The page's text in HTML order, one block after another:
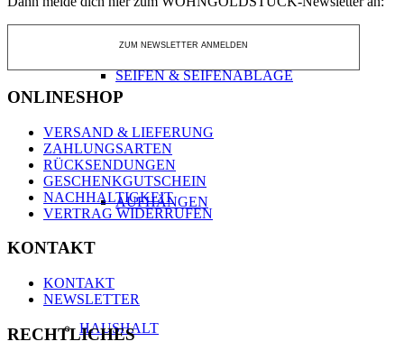
SEIFEN & SEIFENABLAGE
AUFHÄNGEN
HAUSHALT
ZUM NEWSLETTER ANMELDEN
ONLINESHOP
VERSAND & LIEFERUNG
ZAHLUNGSARTEN
RÜCKSENDUNGEN
GESCHENKGUTSCHEIN
NACHHALTIGKEIT
VERTRAG WIDERRUFEN
KONTAKT
KONTAKT
NEWSLETTER
RECHTLICHES